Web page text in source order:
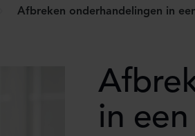
Afbreken onderhandelingen in
in